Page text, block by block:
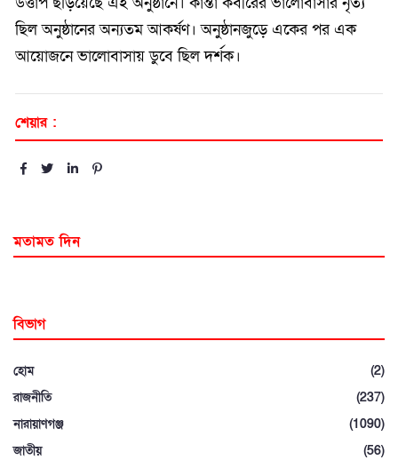
ছিল অনুষ্ঠানের অন্যতম আকর্ষণ। অনুষ্ঠানজুড়ে একের পর এক
আয়োজনে ভালোবাসায় ডুবে ছিল দর্শক।
শেয়ার :
মতামত দিন
বিভাগ
হোম
(2)
রাজনীতি
(237)
নারায়াণগঞ্জ
(1090)
জাতীয়
(56)